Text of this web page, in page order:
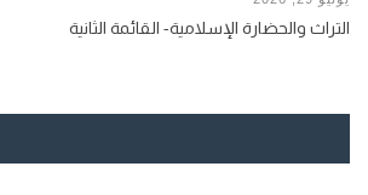
التراث والحضارة الإسلامية- القائمة الثانية